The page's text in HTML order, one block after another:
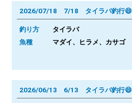
2026/07/18 7/18 タイラバ釣行😄
釣り方 タイラバ
魚種 マダイ、ヒラメ、カサゴ
2026/06/13 6/13 タイラバ釣行😄